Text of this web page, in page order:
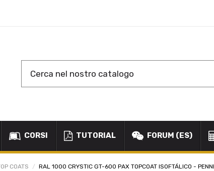
CORSI TUTORIAL FORUM (ES)
COATS RAL 1000 CRYSTIC GT-600 PAX TOPCOAT ISOFTÁLICO -